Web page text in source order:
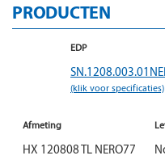
PRODUCTEN
EDP
(klik voor specificaties)
Afmeting
HX 120808 TL NERO77